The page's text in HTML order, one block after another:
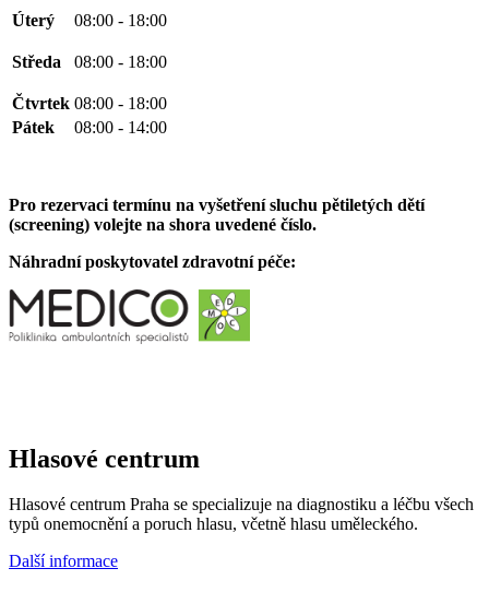
Úterý 08:00 - 18:00
Středa 08:00 - 18:00
Čtvrtek 08:00 - 18:00
Pátek
08:00 - 14:00
Pro rezervaci termínu na vyšetření sluchu pětiletých dětí
(screening) volejte na shora uvedené číslo.
Náhradní poskytovatel zdravotní péče:
Hlasové centrum
Hlasové centrum Praha se specializuje na diagnostiku a léčbu všech
typů onemocnění a poruch hlasu, včetně hlasu uměleckého.
Další informace